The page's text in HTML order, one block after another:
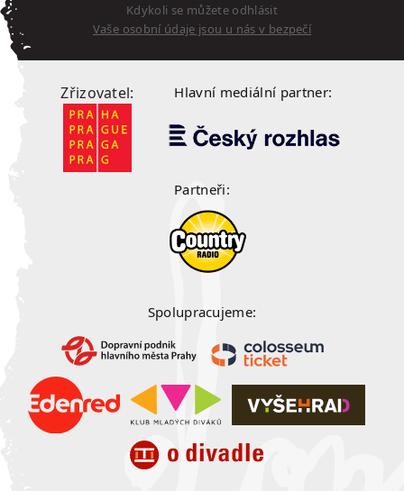
Kdykoli se můžete odhlásit
Vaše osobní údaje jsou u nás v bezpečí
Zřizovatel: Hlavní mediální partner:
Partneři:
Spolupracujeme: